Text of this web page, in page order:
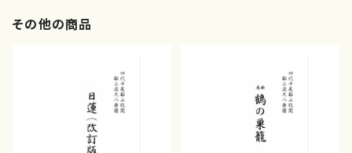
その他の商品